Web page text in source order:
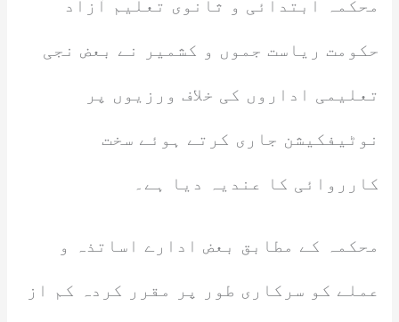
محکمہ ابتدائی و ثانوی تعلیم آزاد
حکومت ریاست جموں و کشمیر نے بعض نجی
تعلیمی اداروں کی خلاف ورزیوں پر
نوٹیفکیشن جاری کرتے ہوئے سخت
کارروائی کا عندیہ دیا ہے۔
محکمہ کے مطابق بعض ادارے اساتذہ و
عملے کو سرکاری طور پر مقرر کردہ کم از